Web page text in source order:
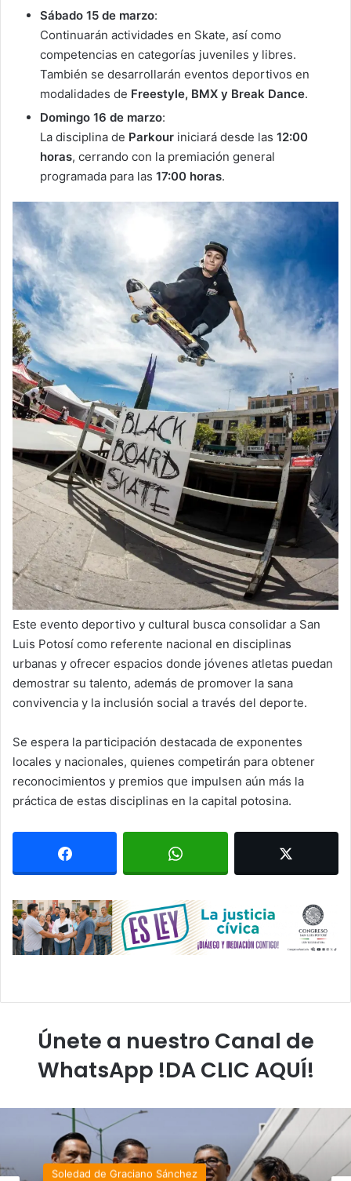
Sábado 15 de marzo:
Continuarán actividades en Skate, así como
competencias en categorías juveniles y libres.
También se desarrollarán eventos deportivos en
modalidades de Freestyle, BMX y Break Dance.
Domingo 16 de marzo:
La disciplina de Parkour iniciará desde las 12:00
horas, cerrando con la premiación general
programada para las 17:00 horas.
Este evento deportivo y cultural busca consolidar a San
Luis Potosí como referente nacional en disciplinas
urbanas y ofrecer espacios donde jóvenes atletas puedan
demostrar su talento, además de promover la sana
convivencia y la inclusión social a través del deporte.
Se espera la participación destacada de exponentes
locales y nacionales, quienes competirán para obtener
reconocimientos y premios que impulsen aún más la
práctica de estas disciplinas en la capital potosina.
Únete a nuestro Canal de
WhatsApp !DA CLIC AQUÍ!
Soledad de Graciano Sánchez